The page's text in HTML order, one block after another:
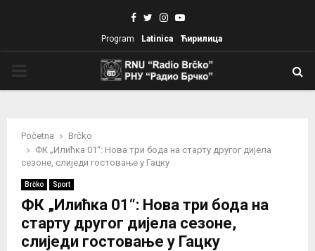
Facebook
TwitterInstagram
Youtube
Program Latinica Ћирилица
Početna
Brčko
ФК „Илићка 01“: Нова три бода на старту другог дијела
сезоне, слиједи гостовање у Гацку
Brčko Sport
ФК „Илићка 01“: Нова три бода на
старту другог дијела сезоне,
слиједи гостовање у Гацку